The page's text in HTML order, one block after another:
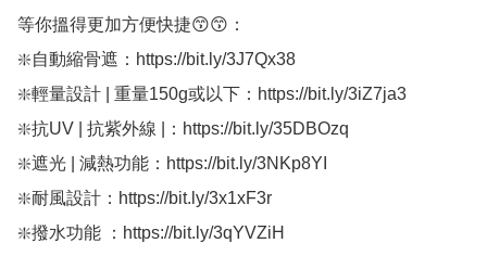
等你搵得更加方便快捷😙😙：
❇️自動縮骨遮：https://bit.ly/3J7Qx38
❇️輕量設計 | 重量150g或以下：https://bit.ly/3iZ7ja3
❇️抗UV | 抗紫外線 |：https://bit.ly/35DBOzq
❇️遮光 | 減熱功能：https://bit.ly/3NKp8YI
❇️耐風設計：https://bit.ly/3x1xF3r
❇️撥水功能 ：https://bit.ly/3qYVZiH